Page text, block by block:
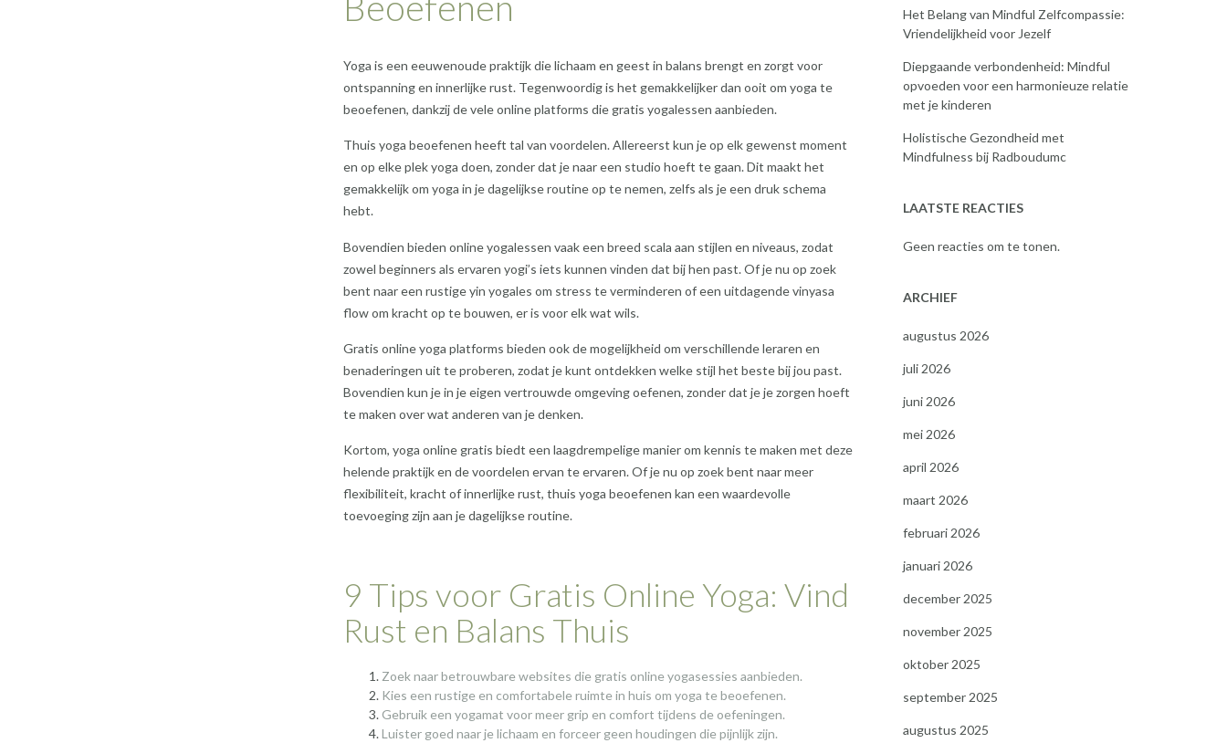
Yoga is een eeuwenoude praktijk die lichaam en geest in balans brengt en zorgt voor
ontspanning en innerlijke rust. Tegenwoordig is het gemakkelijker dan ooit om yoga te
beoefenen, dankzij de vele online platforms die gratis yogalessen aanbieden.
Thuis yoga beoefenen heeft tal van voordelen. Allereerst kun je op elk gewenst moment
en op elke plek yoga doen, zonder dat je naar een studio hoeft te gaan. Dit maakt het
gemakkelijk om yoga in je dagelijkse routine op te nemen, zelfs als je een druk schema
hebt.
Bovendien bieden online yogalessen vaak een breed scala aan stijlen en niveaus, zodat
zowel beginners als ervaren yogi’s iets kunnen vinden dat bij hen past. Of je nu op zoek
bent naar een rustige yin yogales om stress te verminderen of een uitdagende vinyasa
flow om kracht op te bouwen, er is voor elk wat wils.
Gratis online yoga platforms bieden ook de mogelijkheid om verschillende leraren en
benaderingen uit te proberen, zodat je kunt ontdekken welke stijl het beste bij jou past.
Bovendien kun je in je eigen vertrouwde omgeving oefenen, zonder dat je je zorgen hoeft
te maken over wat anderen van je denken.
Kortom, yoga online gratis biedt een laagdrempelige manier om kennis te maken met deze
helende praktijk en de voordelen ervan te ervaren. Of je nu op zoek bent naar meer
flexibiliteit, kracht of innerlijke rust, thuis yoga beoefenen kan een waardevolle
toevoeging zijn aan je dagelijkse routine.
9 Tips voor Gratis Online Yoga: Vind
Rust en Balans Thuis
Zoek naar betrouwbare websites die gratis online yogasessies aanbieden.
Kies een rustige en comfortabele ruimte in huis om yoga te beoefenen.
Gebruik een yogamat voor meer grip en comfort tijdens de oefeningen.
Luister goed naar je lichaam en forceer geen houdingen die pijnlijk zijn.
Het Belang van Mindful Zelfcompassie:
Vriendelijkheid voor Jezelf
Diepgaande verbondenheid: Mindful
opvoeden voor een harmonieuze relatie
met je kinderen
Holistische Gezondheid met
Mindfulness bij Radboudumc
LAATSTE REACTIES
Geen reacties om te tonen.
ARCHIEF
augustus 2026
juli 2026
juni 2026
mei 2026
april 2026
maart 2026
februari 2026
januari 2026
december 2025
november 2025
oktober 2025
september 2025
augustus 2025